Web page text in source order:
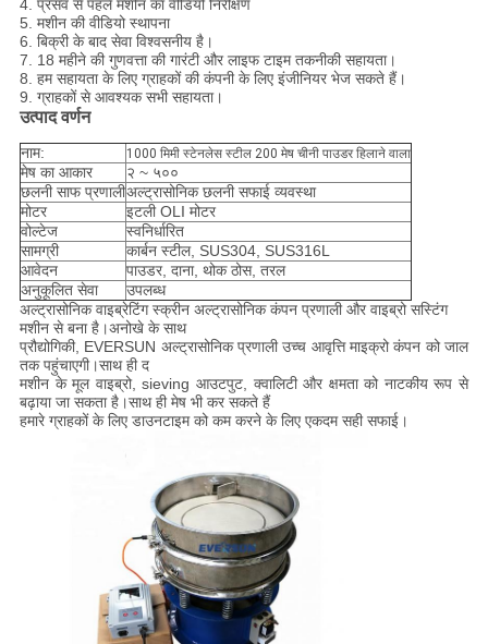
4. प्रसव से पहले मशीन का वीडियो निरीक्षण
5. मशीन की वीडियो स्थापना
6. बिक्री के बाद सेवा विश्वसनीय है।
7. 18 महीने की गुणवत्ता की गारंटी और लाइफ टाइम तकनीकी सहायता।
8. हम सहायता के लिए ग्राहकों की कंपनी के लिए इंजीनियर भेज सकते हैं।
9. ग्राहकों से आवश्यक सभी सहायता।
उत्पाद वर्णन
नाम: 1000 मिमी स्टेनलेस स्टील 200 मेष चीनी पाउडर हिलाने वाला
मेष का आकार
२ ~ ५००
छलनी साफ प्रणालीअल्ट्रासोनिक छलनी सफाई व्यवस्था
मोटर
इटली OLI मोटर
वोल्टेज
स्वनिर्धारित
सामग्री
कार्बन स्टील, SUS304, SUS316L
आवेदन
पाउडर, दाना, थोक ठोस, तरल
अनुकूलित सेवा
उपलब्ध
अल्ट्रासोनिक वाइब्रेटिंग स्क्रीन अल्ट्रासोनिक कंपन प्रणाली और वाइब्रो सस्टिंग
मशीन से बना है।अनोखे के साथ
प्रौद्योगिकी, EVERSUN अल्ट्रासोनिक प्रणाली उच्च आवृत्ति माइक्रो कंपन को जाल
तक पहुंचाएगी।साथ ही द
मशीन के मूल वाइब्रो, sieving आउटपुट, क्वालिटी और क्षमता को नाटकीय रूप से
बढ़ाया जा सकता है।साथ ही मेष भी कर सकते हैं
हमारे ग्राहकों के लिए डाउनटाइम को कम करने के लिए एकदम सही सफाई।